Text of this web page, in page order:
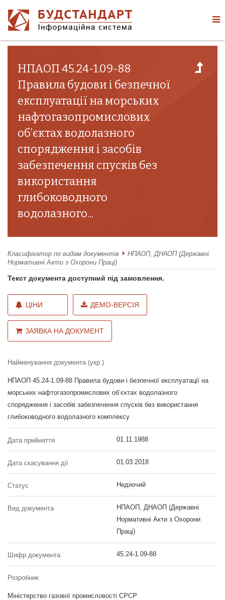
НПАОП 45.24-1.09-88
Правила будови і безпечної
експлуатації на морських
нафтогазопромислових
об’єктах водолазного
спорядження і засобів
забезпечення спусків без
використання
глибоководного
водолазного...
Класифікатор по видам документів
НПАОП, ДНАОП (Державні
Нормативні Акти з Охорони Праці)
Текст документа доступний під замовлення.
ЦІНИ ДЕМО-ВЕРСІЯ
ЗАЯВКА НА ДОКУМЕНТ
Найменування документа (укр.)
НПАОП 45.24-1.09-88 Правила будови і безпечної експлуатації на
морських нафтогазопромислових об’єктах водолазного
спорядження і засобів забезпечення спусків без використання
глибоководного водолазного комплексу
Дата прийняття 01.11.1988
Дата скасування дії 01.03.2018
Статус Недіючий
Вид документа
НПАОП, ДНАОП (Державні
Нормативні Акти з Охорони
Праці)
Шифр документа 45.24-1.09-88
Розробник
Міністерство газової промисловості СРСР